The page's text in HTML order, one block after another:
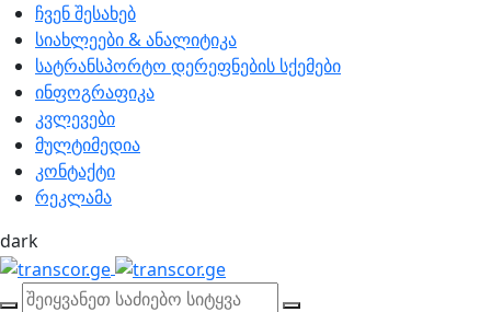
ჩვენ შესახებ
სიახლეები & ანალიტიკა
სატრანსპორტო დერეფნების სქემები
ინფოგრაფიკა
კვლევები
მულტიმედია
კონტაქტი
რეკლამა
dark